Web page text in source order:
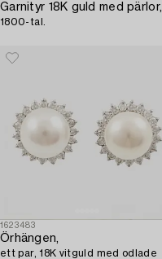
Garnityr 18K guld med pärlor,
1800-tal.
1623483
Örhängen,
ett par, 18K vitguld med odlade